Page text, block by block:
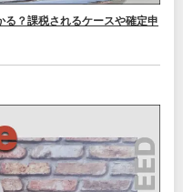
？課税されるケースや確定申